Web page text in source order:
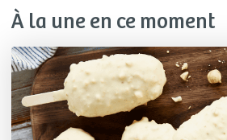
À la une en ce moment